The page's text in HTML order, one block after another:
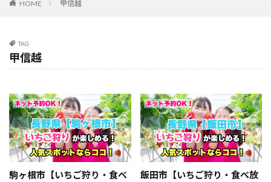
HOME 甲信越
TAG
甲信越
駒ヶ根市【いちご狩り・食べ
飯田市【いちご狩り・食べ放